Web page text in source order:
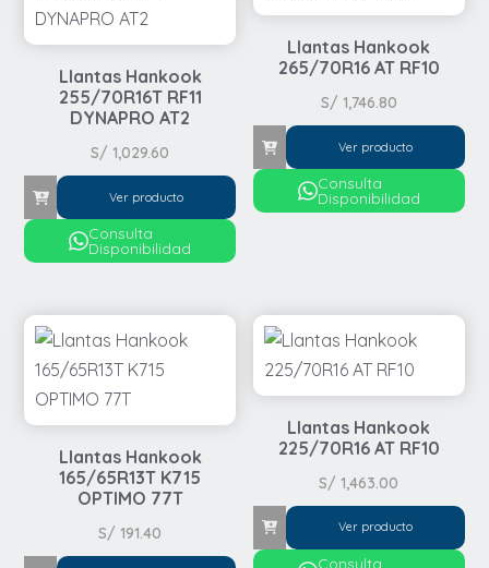
Llantas Hankook
255/70R16T RF11
DYNAPRO AT2
S/ 1,029.60
Ver producto
Consulta
Disponibilidad
Llantas Hankook
265/70R16 AT RF10
S/ 1,746.80
Ver producto
Consulta
Disponibilidad
Llantas Hankook
165/65R13T K715
OPTIMO 77T
S/ 191.40
Llantas Hankook
225/70R16 AT RF10
S/ 1,463.00
Ver producto
Consulta